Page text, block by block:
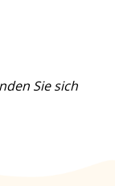
Sie sich